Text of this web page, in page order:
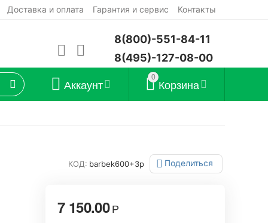
Доставка и оплата Гарантия и сервис Контакты
8(800)-551-84-11
8(495)-127-08-00
0 Корзина
Аккаунт
КОД: barbek600+3р Поделиться
7 150.00Р